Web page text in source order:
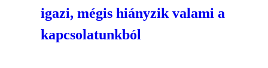
igazi, mégis hiányzik valami a
kapcsolatunkból